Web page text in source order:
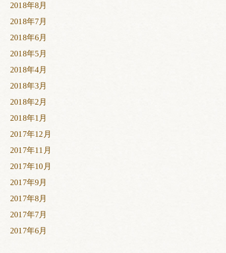
2018年8月
2018年7月
2018年6月
2018年5月
2018年4月
2018年3月
2018年2月
2018年1月
2017年12月
2017年11月
2017年10月
2017年9月
2017年8月
2017年7月
2017年6月